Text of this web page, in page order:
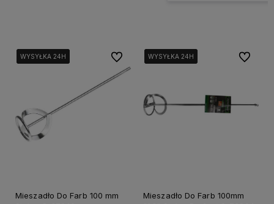
WYSYŁKA 24H
WYSYŁKA 24H
WYSYŁKA 24H
Mieszadło Do Farb 100 mm
Do ulubionychWYSYŁKA 24H
WYSYŁKA 24H
WYSYŁKA 24H
Mieszadło Do Farb 100mm
Do